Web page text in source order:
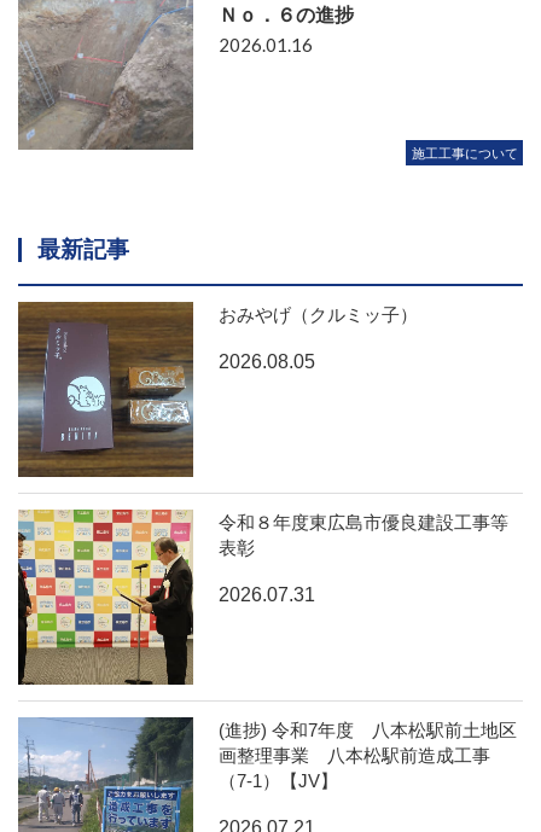
Ｎｏ．６の進捗
施工工事について
2026.01.16
最新記事
おみやげ（クルミッ子）
2026.08.05
令和８年度東広島市優良建設工事等
表彰
2026.07.31
(進捗) 令和7年度 八本松駅前土地区
画整理事業 八本松駅前造成工事
（7-1）【JV】
2026.07.21